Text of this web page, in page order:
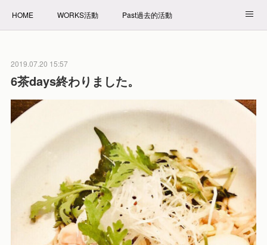
HOME WORKS活動 Past過去的活動
2019.07.20 15:57
6茶days終わりました。